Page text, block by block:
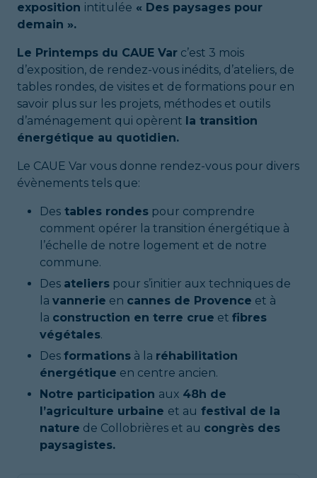
exposition intitulée « Des paysages pour
demain ».
Le Printemps du CAUE Var c’est 3 mois
d’exposition, de rendez-vous inédits, d’ateliers, de
tables rondes, de visites et de formations pour en
savoir plus sur les projets, méthodes et outils
d’aménagement qui opèrent la transition
énergétique au quotidien.
Le CAUE Var vous donne rendez-vous pour divers
évènements tels que:
Des tables rondes pour comprendre
comment opérer la transition énergétique à
l’échelle de notre logement et de notre
commune.
Des ateliers pour s’initier aux techniques de
la vannerie en cannes de Provence et à
la construction en terre crue et fibres
végétales.
Des formations à la réhabilitation
énergétique en centre ancien.
Notre participation aux 48h de
l’agriculture urbaine et au festival de la
nature de Collobrières et au congrès des
paysagistes.